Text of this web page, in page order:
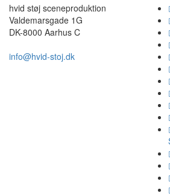
hvid støj sceneproduktion
Valdemarsgade 1G
DK-8000 Aarhus C
info@hvid-stoj.dk